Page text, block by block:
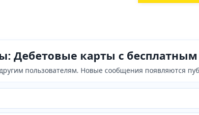
Дебетовые карты с
пользователям. Новые сообщения появляются